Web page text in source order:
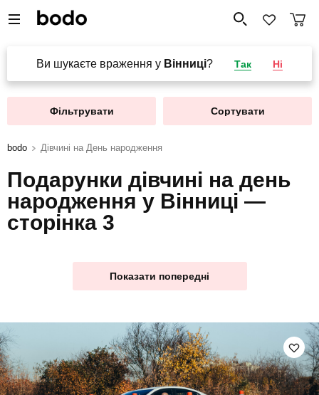
Ви шукаєте враження у Вінниці? Так Ні
Фільтрувати Сортувати
bodo Дівчині на День народження
Подарунки дівчині на день
народження у Вінниці —
сторінка 3
Показати попередні